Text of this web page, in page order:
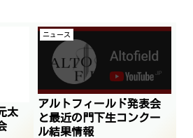
太
ニュース
アルトフィールド発表会
と最近の門下生コンクー
ル結果情報